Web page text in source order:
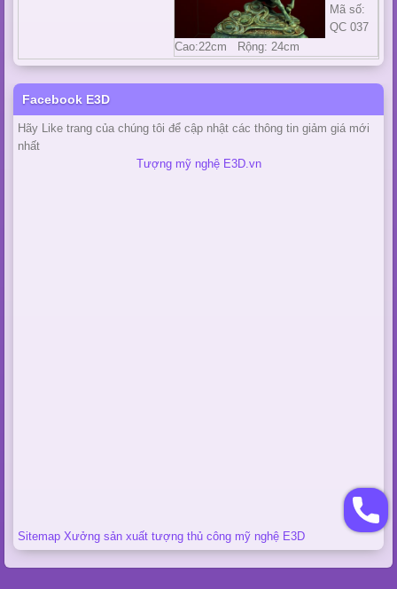
Mã số:
QC 037
Cao:22cm Rộng: 24cm
Facebook E3D
Hãy Like trang của chúng tôi để cập nhật các thông tin giảm giá mới
nhất
Tượng mỹ nghệ E3D.vn
Sitemap Xưởng sản xuất tượng thủ công mỹ nghệ E3D